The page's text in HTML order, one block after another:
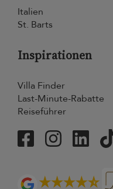
Italien
St. Barts
Inspirationen
Villa Finder
Last-Minute-Rabatte
Reiseführer